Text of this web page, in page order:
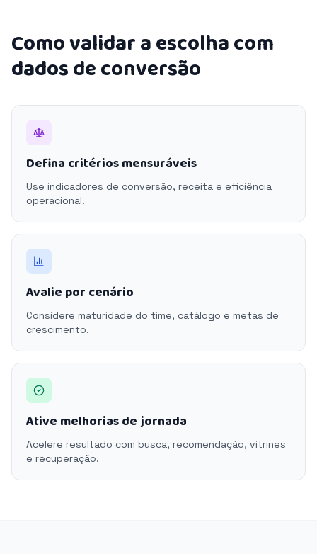
Como validar a escolha com
dados de conversão
Defina critérios mensuráveis
Use indicadores de conversão, receita e eficiência
operacional.
Avalie por cenário
Considere maturidade do time, catálogo e metas de
crescimento.
Ative melhorias de jornada
Acelere resultado com busca, recomendação, vitrines
e recuperação.